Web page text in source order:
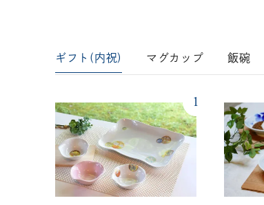
ギフト(内祝) マグカップ 飯碗
1